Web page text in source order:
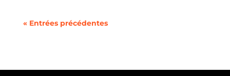
« Entrées précédentes